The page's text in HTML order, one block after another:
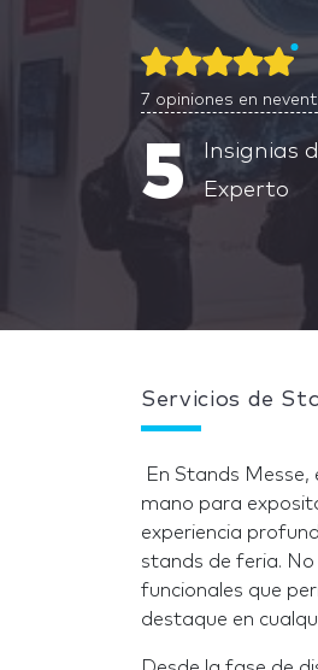
7 opiniones en
5
Insignias
Experto
Servicios de
En Stands
mano para
experiencia
stands de feria.
funcionales que
destaque en